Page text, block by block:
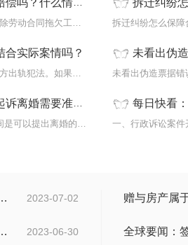
业违法解除劳动合同？
一、解除劳动合同拖欠工资可以要求赔偿吗解除劳动合同拖欠工资可以
拆迁纠纷怎么
合实际案情吗？
一、破坏军婚罪女方出轨犯法吗破坏军婚罪女方出轨犯法。如果女方出
未看出伪造票据
期间是可以提出离婚的吗？
一、妻子有重病是否能离婚1、妻子在生病期间是可以提出离婚的，法律
每日快看：行政诉
2023-07-02
么？法院审理劳动争议案件的条件是什么？
2023-06-30
是多少？医疗事故技术鉴定有什么重要性？